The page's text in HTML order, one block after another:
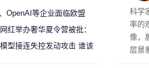
科学
率的
像，
层景
OpenAI等企业面临欧盟
》全新执法权限审查
红举办奢华夏令营被批：
遭讽“反乌托邦”
型接连失控发动攻击 谁该